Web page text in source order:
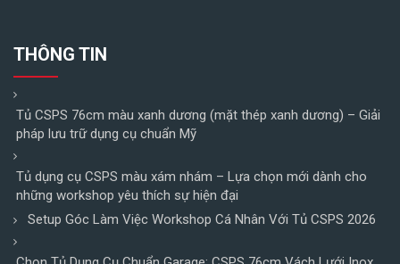
THÔNG TIN
Tủ CSPS 76cm màu xanh dương (mặt thép xanh dương) – Giải
pháp lưu trữ dụng cụ chuẩn Mỹ
Tủ dụng cụ CSPS màu xám nhám – Lựa chọn mới dành cho
những workshop yêu thích sự hiện đại
Setup Góc Làm Việc Workshop Cá Nhân Với Tủ CSPS 2026